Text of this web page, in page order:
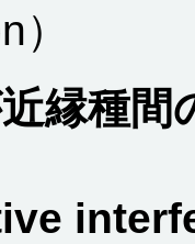
縁種間